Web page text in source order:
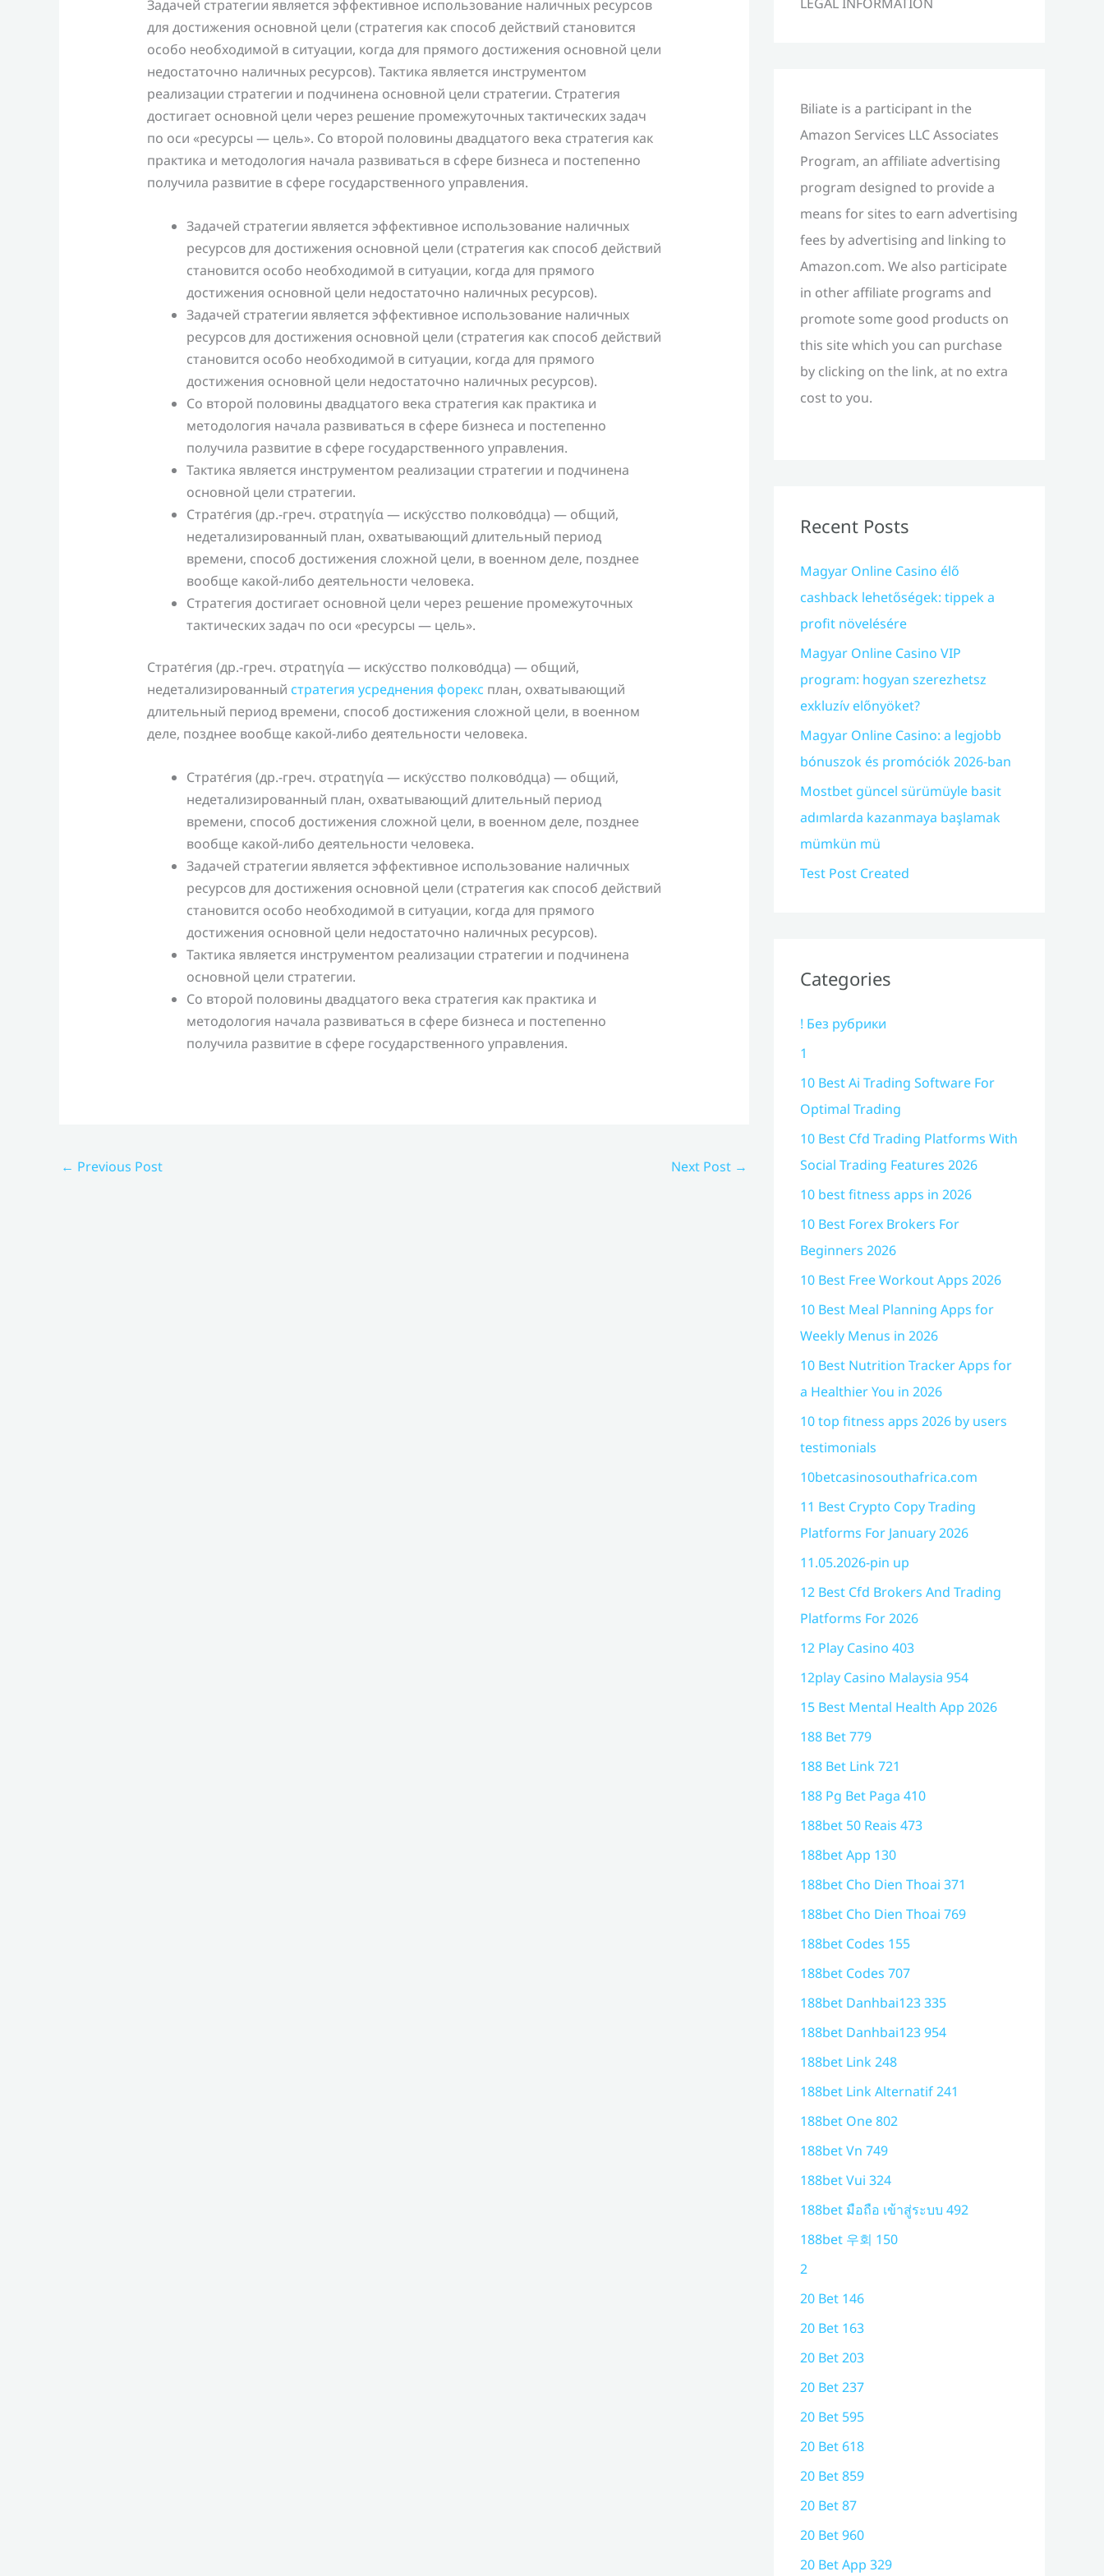
Задачей стратегии является эффективное использование наличных ресурсов
для достижения основной цели (стратегия как способ действий становится
особо необходимой в ситуации, когда для прямого достижения основной цели
недостаточно наличных ресурсов). Тактика является инструментом
реализации стратегии и подчинена основной цели стратегии. Стратегия
достигает основной цели через решение промежуточных тактических задач
по оси «ресурсы — цель». Со второй половины двадцатого века стратегия как
практика и методология начала развиваться в сфере бизнеса и постепенно
получила развитие в сфере государственного управления.
Задачей стратегии является эффективное использование наличных
ресурсов для достижения основной цели (стратегия как способ действий
становится особо необходимой в ситуации, когда для прямого
достижения основной цели недостаточно наличных ресурсов).
Задачей стратегии является эффективное использование наличных
ресурсов для достижения основной цели (стратегия как способ действий
становится особо необходимой в ситуации, когда для прямого
достижения основной цели недостаточно наличных ресурсов).
Со второй половины двадцатого века стратегия как практика и
методология начала развиваться в сфере бизнеса и постепенно
получила развитие в сфере государственного управления.
Тактика является инструментом реализации стратегии и подчинена
основной цели стратегии.
Страте́гия (др.-греч. στρατηγία — иску́сство полково́дца) — общий,
недетализированный план, охватывающий длительный период
времени, способ достижения сложной цели, в военном деле, позднее
вообще какой-либо деятельности человека.
Стратегия достигает основной цели через решение промежуточных
тактических задач по оси «ресурсы — цель».
Страте́гия (др.-греч. στρατηγία — иску́сство полково́дца) — общий,
недетализированный стратегия усреднения форекс план, охватывающий
длительный период времени, способ достижения сложной цели, в военном
деле, позднее вообще какой-либо деятельности человека.
Страте́гия (др.-греч. στρατηγία — иску́сство полково́дца) — общий,
недетализированный план, охватывающий длительный период
времени, способ достижения сложной цели, в военном деле, позднее
вообще какой-либо деятельности человека.
Задачей стратегии является эффективное использование наличных
ресурсов для достижения основной цели (стратегия как способ действий
становится особо необходимой в ситуации, когда для прямого
достижения основной цели недостаточно наличных ресурсов).
Тактика является инструментом реализации стратегии и подчинена
основной цели стратегии.
Со второй половины двадцатого века стратегия как практика и
методология начала развиваться в сфере бизнеса и постепенно
получила развитие в сфере государственного управления.
← Previous Post Next Post →
h
:Biliate is a participant in the
Amazon Services LLC Associates
Program, an affiliate advertising
program designed to provide a
means for sites to earn advertising
fees by advertising and linking to
Amazon.com. We also participate
in other affiliate programs and
promote some good products on
this site which you can purchase
by clicking on the link, at no extra
cost to you.
Recent Posts
Magyar Online Casino élő
cashback lehetőségek: tippek a
profit növelésére
Magyar Online Casino VIP
program: hogyan szerezhetsz
exkluzív előnyöket?
Magyar Online Casino: a legjobb
bónuszok és promóciók 2026-ban
Mostbet güncel sürümüyle basit
adımlarda kazanmaya başlamak
mümkün mü
Test Post Created
Categories
! Без рубрики
1
10 Best Ai Trading Software For
Optimal Trading
10 Best Cfd Trading Platforms With
Social Trading Features 2026
10 best fitness apps in 2026
10 Best Forex Brokers For
Beginners 2026
10 Best Free Workout Apps 2026
10 Best Meal Planning Apps for
Weekly Menus in 2026
10 Best Nutrition Tracker Apps for
a Healthier You in 2026
10 top fitness apps 2026 by users
testimonials
10betcasinosouthafrica.com
11 Best Crypto Copy Trading
Platforms For January 2026
11.05.2026-pin up
12 Best Cfd Brokers And Trading
Platforms For 2026
12 Play Casino 403
12play Casino Malaysia 954
15 Best Mental Health App 2026
188 Bet 779
188 Bet Link 721
188 Pg Bet Paga 410
188bet 50 Reais 473
188bet App 130
188bet Cho Dien Thoai 371
188bet Cho Dien Thoai 769
188bet Codes 155
188bet Codes 707
188bet Danhbai123 335
188bet Danhbai123 954
188bet Link 248
188bet Link Alternatif 241
188bet One 802
188bet Vn 749
188bet Vui 324
188bet มือถือ เข้าสู่ระบบ 492
188bet 우회 150
2
20 Bet 146
20 Bet 163
20 Bet 203
20 Bet 237
20 Bet 595
20 Bet 618
20 Bet 859
20 Bet 87
20 Bet 960
20 Bet App 329